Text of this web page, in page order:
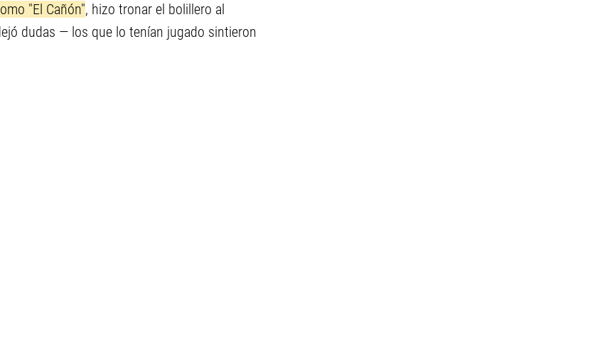
"El Cañón", hizo tronar el bolillero al
dudas — los que lo tenían jugado sintieron